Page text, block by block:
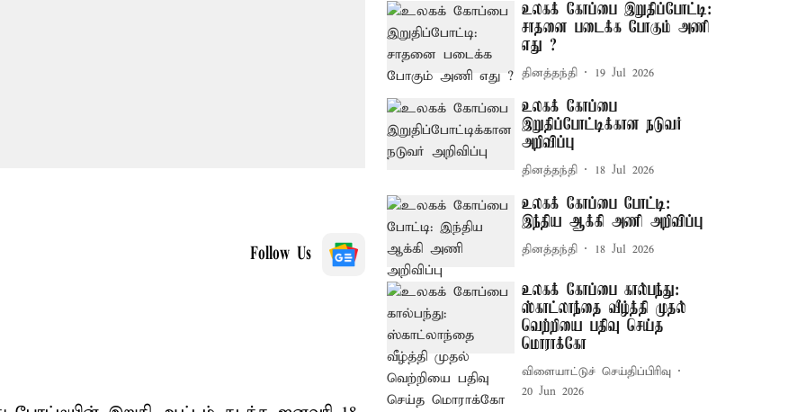
Follow Us
உலகக் கோப்பை இறுதிப்போட்டி:
சாதனை படைக்க போகும் அணி
எது ?
தினத்தந்தி 19 Jul 2026
உலகக் கோப்பை
இறுதிப்போட்டிக்கான நடுவர்
அறிவிப்பு
தினத்தந்தி 18 Jul 2026
உலகக் கோப்பை போட்டி:
இந்திய ஆக்கி அணி அறிவிப்பு
தினத்தந்தி 18 Jul 2026
உலகக் கோப்பை கால்பந்து:
ஸ்காட்லாந்தை வீழ்த்தி முதல்
வெற்றியை பதிவு செய்த
மொராக்கோ
விளையாட்டுச் செய்திப்பிரிவு
20 Jun 2026